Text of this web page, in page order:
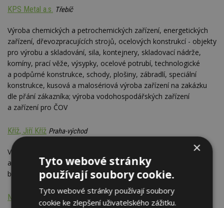
KPS Metal a.s. Třebíč
Výroba chemických a petrochemických zařízení, energetických
zařízení, dřevozpracujících strojů, ocelových konstrukcí - objekty
pro výrobu a skladování, sila, kontejnery, skladovací nádrže,
komíny, prací věže, výsypky, ocelové potrubí, technologické
a podpůrné konstrukce, schody, plošiny, zábradlí, speciální
konstrukce, kusová a malosériová výroba zařízení na zakázku
dle přání zákazníka; výroba vodohospodářských zařízení
a zařízení pro ČOV
Kříž, Jiří Kříž Praha-východ
Výkopové a zemní práce - základy, jímky, bazény, úpravy cest
a zahrad (zajištění odvozu zeminy a sutě); pronájem stavebních
buněk
Novák, Jaromír Novák Vsetín
×
Tyto webové stránky
používají soubory cookie.
Tyto webové stránky používají soubory
cookie ke zlepšení uživatelského zážitku.